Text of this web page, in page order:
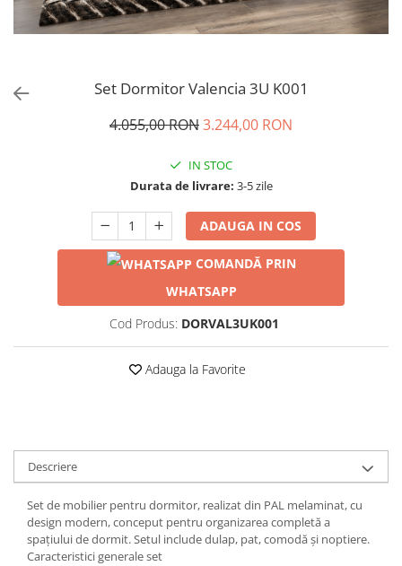
Set Dormitor Valencia 3U K001
4.055,00 RON3.244,00 RON
IN STOC
Durata de livrare: 3-5 zile
ADAUGA IN COS
COMANDĂ PRIN
WHATSAPP
Cod Produs: DORVAL3UK001
Adauga la Favorite
Descriere
Set de mobilier pentru dormitor, realizat din PAL melaminat, cu
design modern, conceput pentru organizarea completă a
spațiului de dormit. Setul include dulap, pat, comodă și noptiere.
Caracteristici generale set